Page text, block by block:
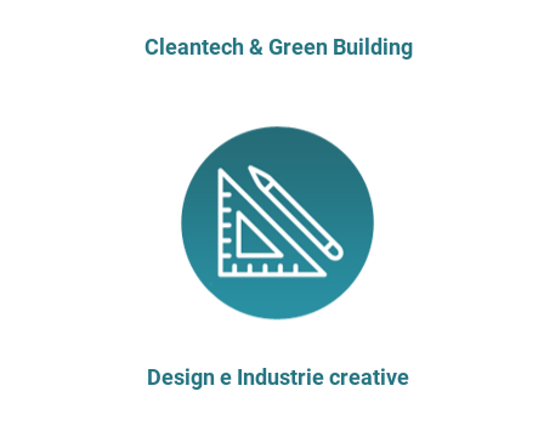
Cleantech & Green Building
Design e Industrie creative